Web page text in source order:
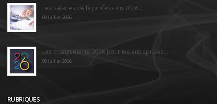
Les salaires de la profession 2026...
08 Juillet 2026
Les changements 2026 pour les entreprises...
08 Juillet 2026
RUBRIQUES